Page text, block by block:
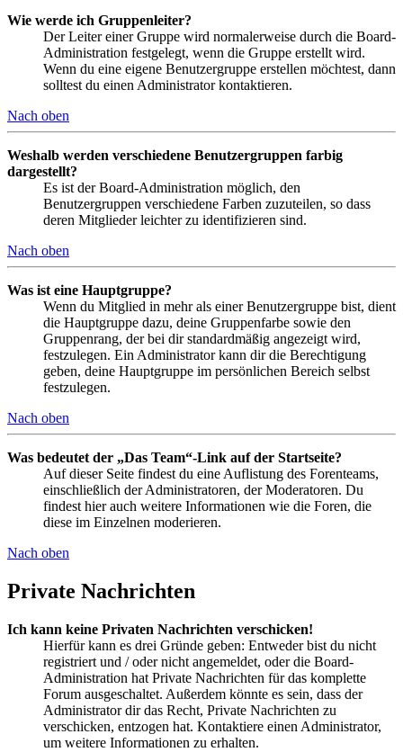
Wie werde ich Gruppenleiter?
Der Leiter einer Gruppe wird normalerweise durch die Board-
Administration festgelegt, wenn die Gruppe erstellt wird.
Wenn du eine eigene Benutzergruppe erstellen möchtest, dann
solltest du einen Administrator kontaktieren.
Nach oben
Weshalb werden verschiedene Benutzergruppen farbig
dargestellt?
Es ist der Board-Administration möglich, den
Benutzergruppen verschiedene Farben zuzuteilen, so dass
deren Mitglieder leichter zu identifizieren sind.
Nach oben
Was ist eine Hauptgruppe?
Wenn du Mitglied in mehr als einer Benutzergruppe bist, dient
die Hauptgruppe dazu, deine Gruppenfarbe sowie den
Gruppenrang, der bei dir standardmäßig angezeigt wird,
festzulegen. Ein Administrator kann dir die Berechtigung
geben, deine Hauptgruppe im persönlichen Bereich selbst
festzulegen.
Nach oben
Was bedeutet der „Das Team“-Link auf der Startseite?
Auf dieser Seite findest du eine Auflistung des Forenteams,
einschließlich der Administratoren, der Moderatoren. Du
findest hier auch weitere Informationen wie die Foren, die
diese im Einzelnen moderieren.
Nach oben
Private Nachrichten
Ich kann keine Privaten Nachrichten verschicken!
Hierfür kann es drei Gründe geben: Entweder bist du nicht
registriert und / oder nicht angemeldet, oder die Board-
Administration hat Private Nachrichten für das komplette
Forum ausgeschaltet. Außerdem könnte es sein, dass der
Administrator dir das Recht, Private Nachrichten zu
verschicken, entzogen hat. Kontaktiere einen Administrator,
um weitere Informationen zu erhalten.